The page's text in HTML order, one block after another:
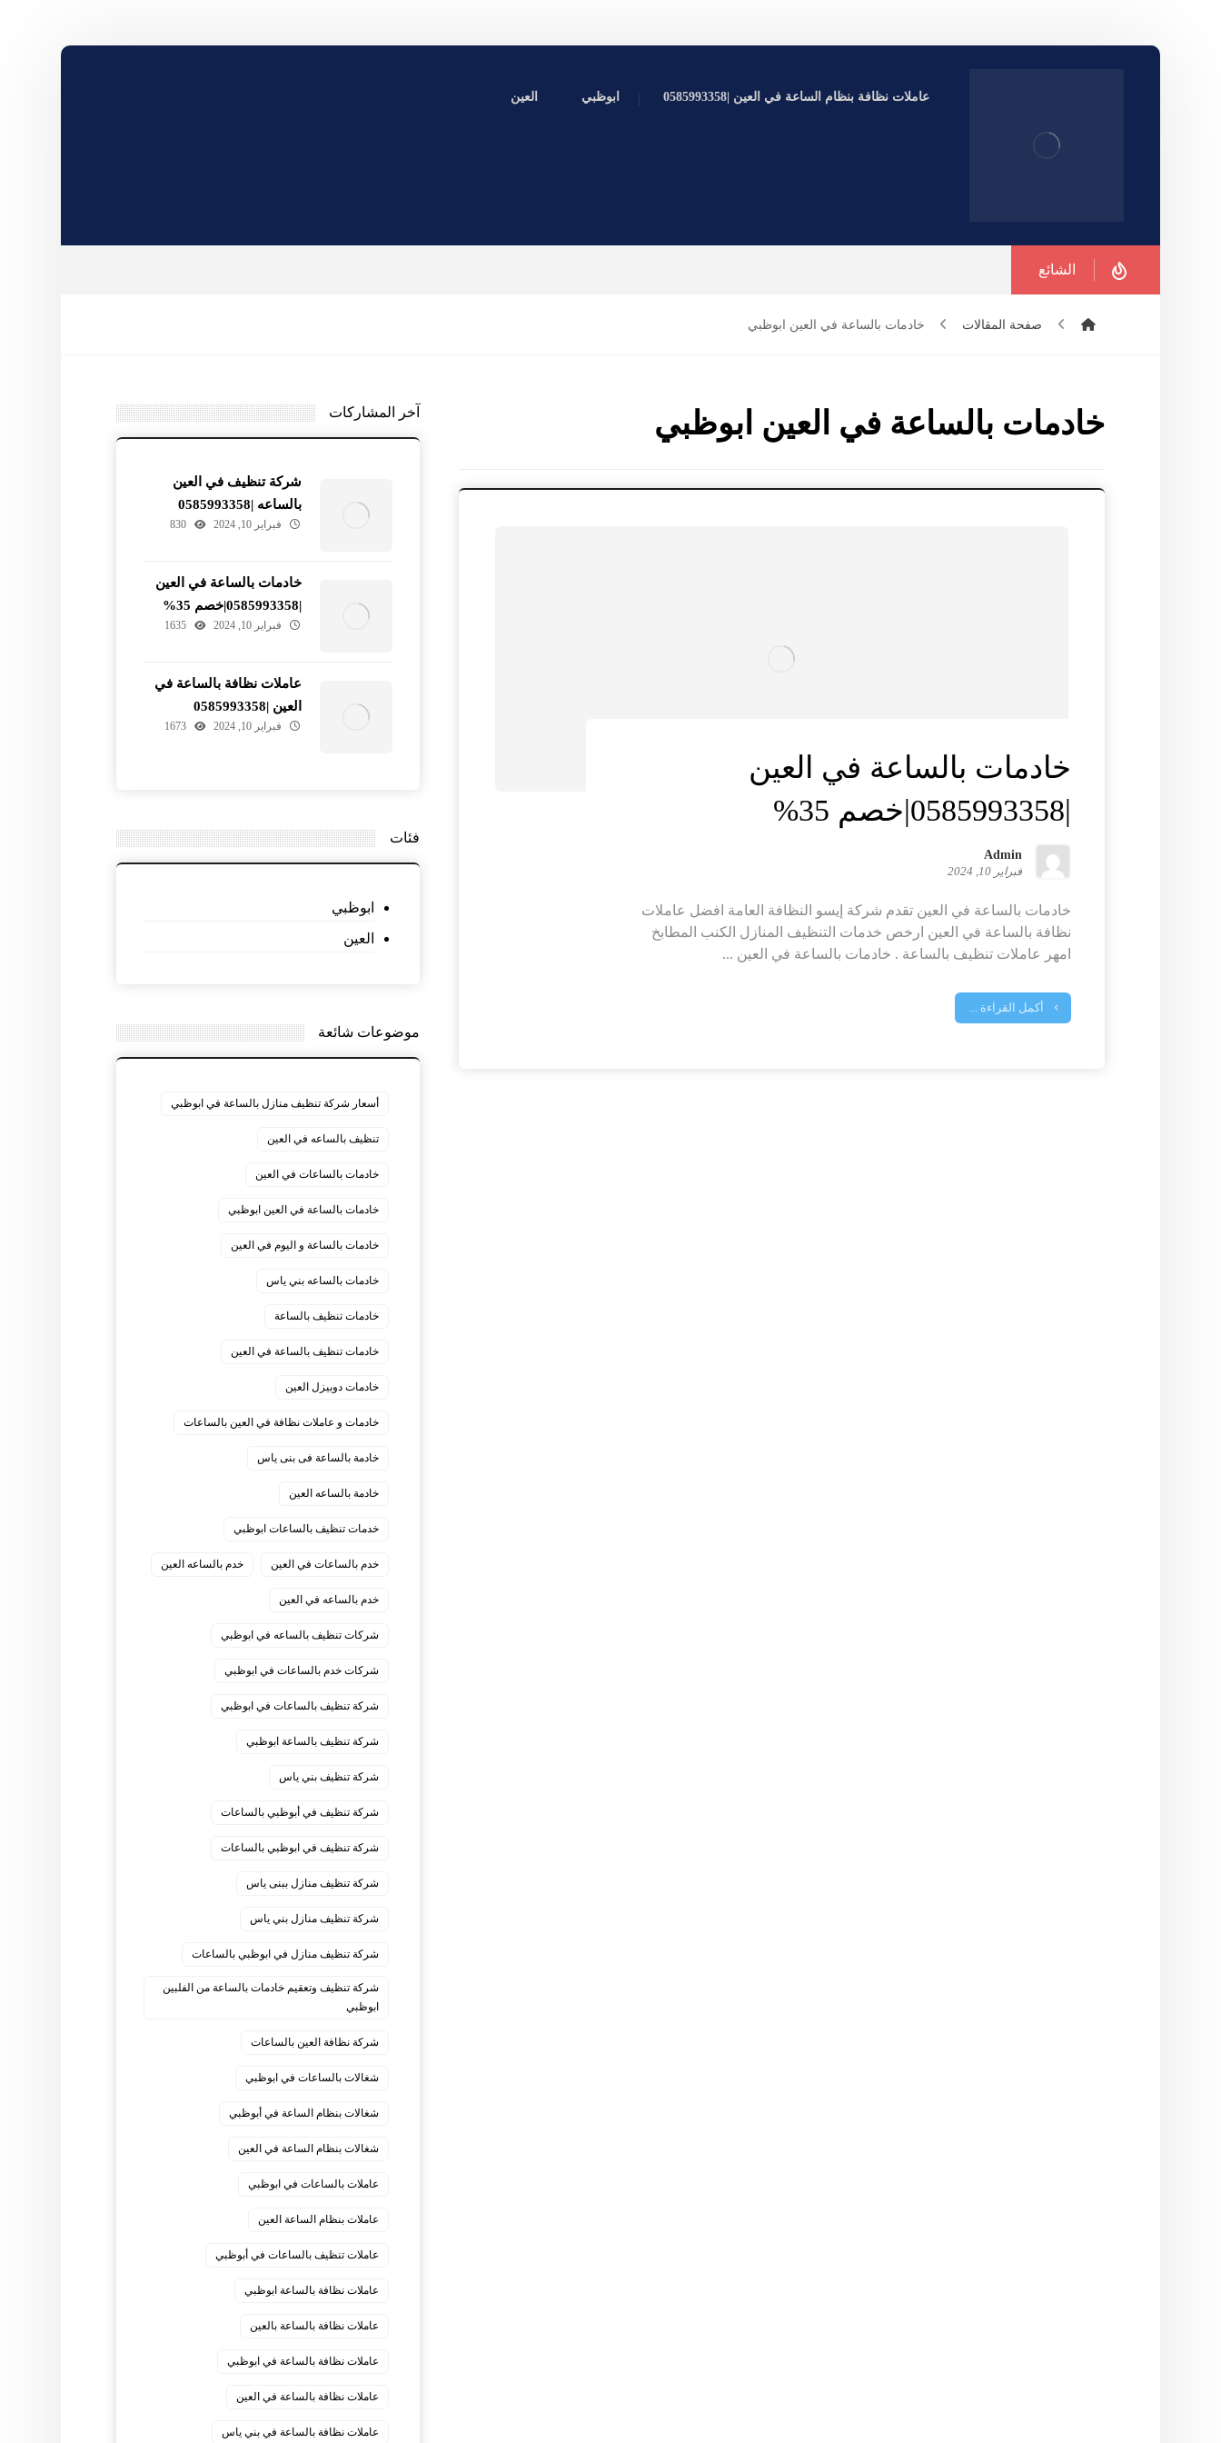
عاملات نظافة بنظام الساعة في العين |0585993358 ابوظبي العين
الشائع
صفحة المقالات خادمات بالساعة في العين ابوظبي
خادمات بالساعة في العين ابوظبي
خادمات بالساعة في العين
|0585993358|خصم 35%
Admin
فبراير 10, 2024
خادمات بالساعة في العين تقدم شركة إيسو النظافة العامة افضل عاملات
نظافة بالساعة في العين ارخص خدمات التنظيف المنازل الكنب المطابخ
امهر عاملات تنظيف بالساعة . خادمات بالساعة في العين ...
أكمل القراءة ...
آخر المشاركات
شركة تنظيف في العين
بالساعه |0585993358
فبراير 10, 2024 830
خادمات بالساعة في العين
|0585993358|خصم 35%
فبراير 10, 2024 1635
عاملات نظافة بالساعة في
العين |0585993358
فبراير 10, 2024 1673
فئات
ابوظبي
العين
موضوعات شائعة
أسعار شركة تنظيف منازل بالساعة في ابوظبي
تنظيف بالساعه في العين
خادمات بالساعات في العين
خادمات بالساعة في العين ابوظبي
خادمات بالساعة و اليوم في العين
خادمات بالساعه بني ياس
خادمات تنظيف بالساعة
خادمات تنظيف بالساعة في العين
خادمات دوبيزل العين
خادمات و عاملات نظافة في العين بالساعات
خادمة بالساعة فى بنى ياس
خادمة بالساعه العين
خدمات تنظيف بالساعات ابوظبي
خدم بالساعات في العين خدم بالساعه العين
خدم بالساعه في العين
شركات تنظيف بالساعه في ابوظبي
شركات خدم بالساعات في ابوظبي
شركة تنظيف بالساعات في ابوظبي
شركة تنظيف بالساعة ابوظبي
شركة تنظيف بني ياس
شركة تنظيف في أبوظبي بالساعات
شركة تنظيف في ابوظبي بالساعات
شركة تنظيف منازل ببنى ياس
شركة تنظيف منازل بني ياس
شركة تنظيف منازل في ابوظبي بالساعات
شركة تنظيف وتعقيم خادمات بالساعة من الفلبين
ابوظبي
شركة نظافة العين بالساعات
شغالات بالساعات في ابوظبي
شغالات بنظام الساعة في أبوظبي
شغالات بنظام الساعة في العين
عاملات بالساعات في ابوظبي
عاملات بنظام الساعة العين
عاملات تنظيف بالساعات في أبوظبي
عاملات نظافة بالساعة ابوظبي
عاملات نظافة بالساعة بالعين
عاملات نظافة بالساعة في ابوظبي
عاملات نظافة بالساعة في العين
عاملات نظافة بالساعة في بني ياس